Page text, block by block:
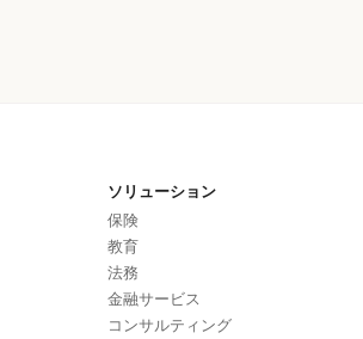
ソリューション
保険
教育
法務
金融サービス
コンサルティング